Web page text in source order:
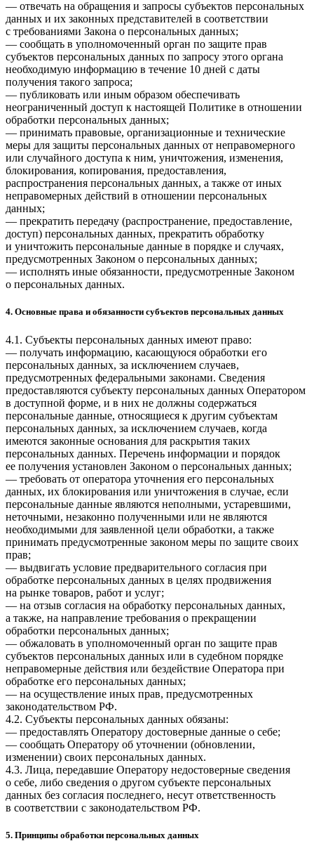
— отвечать на обращения и запросы субъектов персональных
данных и их законных представителей в соответствии
с требованиями Закона о персональных данных;
— сообщать в уполномоченный орган по защите прав
субъектов персональных данных по запросу этого органа
необходимую информацию в течение 10 дней с даты
получения такого запроса;
— публиковать или иным образом обеспечивать
неограниченный доступ к настоящей Политике в отношении
обработки персональных данных;
— принимать правовые, организационные и технические
меры для защиты персональных данных от неправомерного
или случайного доступа к ним, уничтожения, изменения,
блокирования, копирования, предоставления,
распространения персональных данных, а также от иных
неправомерных действий в отношении персональных
данных;
— прекратить передачу (распространение, предоставление,
доступ) персональных данных, прекратить обработку
и уничтожить персональные данные в порядке и случаях,
предусмотренных Законом о персональных данных;
— исполнять иные обязанности, предусмотренные Законом
о персональных данных.
4. Основные права и обязанности субъектов персональных данных
4.1. Субъекты персональных данных имеют право:
— получать информацию, касающуюся обработки его
персональных данных, за исключением случаев,
предусмотренных федеральными законами. Сведения
предоставляются субъекту персональных данных Оператором
в доступной форме, и в них не должны содержаться
персональные данные, относящиеся к другим субъектам
персональных данных, за исключением случаев, когда
имеются законные основания для раскрытия таких
персональных данных. Перечень информации и порядок
ее получения установлен Законом о персональных данных;
— требовать от оператора уточнения его персональных
данных, их блокирования или уничтожения в случае, если
персональные данные являются неполными, устаревшими,
неточными, незаконно полученными или не являются
необходимыми для заявленной цели обработки, а также
принимать предусмотренные законом меры по защите своих
прав;
— выдвигать условие предварительного согласия при
обработке персональных данных в целях продвижения
на рынке товаров, работ и услуг;
— на отзыв согласия на обработку персональных данных,
а также, на направление требования о прекращении
обработки персональных данных;
— обжаловать в уполномоченный орган по защите прав
субъектов персональных данных или в судебном порядке
неправомерные действия или бездействие Оператора при
обработке его персональных данных;
— на осуществление иных прав, предусмотренных
законодательством РФ.
4.2. Субъекты персональных данных обязаны:
— предоставлять Оператору достоверные данные о себе;
— сообщать Оператору об уточнении (обновлении,
изменении) своих персональных данных.
4.3. Лица, передавшие Оператору недостоверные сведения
о себе, либо сведения о другом субъекте персональных
данных без согласия последнего, несут ответственность
в соответствии с законодательством РФ.
5. Принципы обработки персональных данных